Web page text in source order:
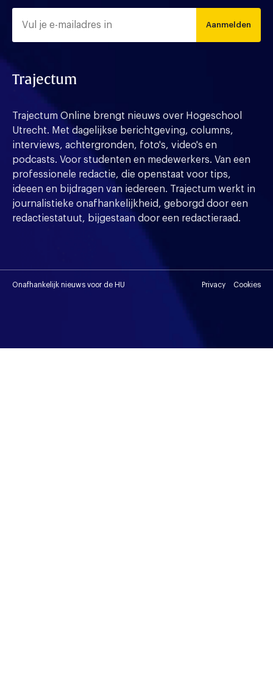
Aanmelden
Trajectum
Trajectum Online brengt nieuws over Hogeschool
Utrecht. Met dagelijkse berichtgeving, columns,
interviews, achtergronden, foto's, video's en
podcasts. Voor studenten en medewerkers. Van een
professionele redactie, die openstaat voor tips,
ideeen en bijdragen van iedereen. Trajectum werkt in
journalistieke onafhankelijkheid, geborgd door een
redactiestatuut, bijgestaan door een redactieraad.
Onafhankelijk nieuws voor de HU Privacy Cookies